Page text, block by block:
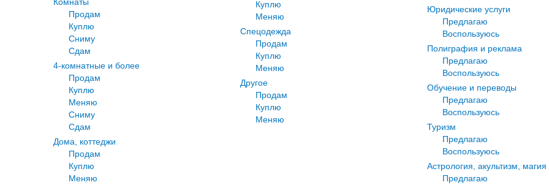
Продам
Куплю
Сниму
Сдам
4-комнатные и более
Продам
Куплю
Меняю
Сниму
Сдам
Дома, коттеджи
Продам
Куплю
Меняю
Куплю
Меняю
Спецодежда
Продам
Куплю
Меняю
Другое
Продам
Куплю
Меняю
Юридические услуги
Предлагаю
Воспользуюсь
Полиграфия и реклама
Предлагаю
Воспользуюсь
Обучение и переводы
Предлагаю
Воспользуюсь
Туризм
Предлагаю
Воспользуюсь
Астрология, акультизм, магия
Предлагаю